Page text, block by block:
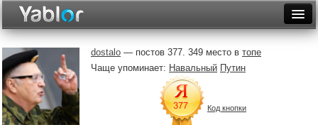
Неделя
Месяц
dostalo — постов 377. 349 место в топе
Чаще упоминает: Навальный Путин
Код кнопки